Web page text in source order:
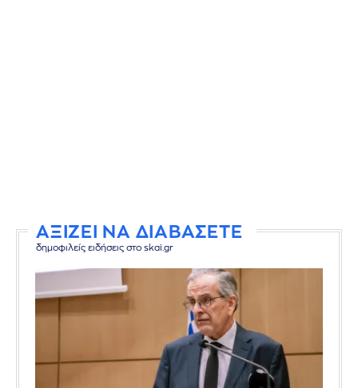
ΑΞΙΖΕΙ ΝΑ ΔΙΑΒΑΣΕΤΕ
δημοφιλείς ειδήσεις στο skai.gr